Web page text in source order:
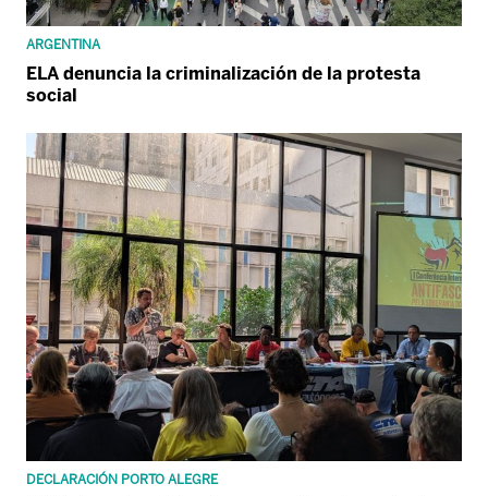
ARGENTINA
ELA denuncia la criminalización de la protesta
social
DECLARACIÓN PORTO ALEGRE